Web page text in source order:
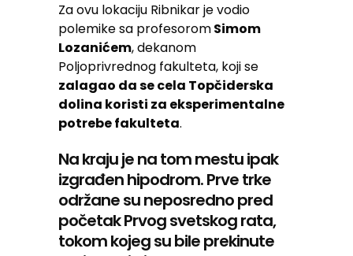
Za ovu lokaciju Ribnikar je vodio
polemike sa profesoromSimom
Lozanićem, dekanom
Poljoprivrednog fakulteta, koji se
zalagao da se cela Topčiderska
dolina koristi za eksperimentalne
potrebe fakulteta.
Na kraju je na tom mestu ipak
izgrađen hipodrom. Prve trke
održane su neposredno pred
početak Prvog svetskog rata,
tokom kojeg su bile prekinute